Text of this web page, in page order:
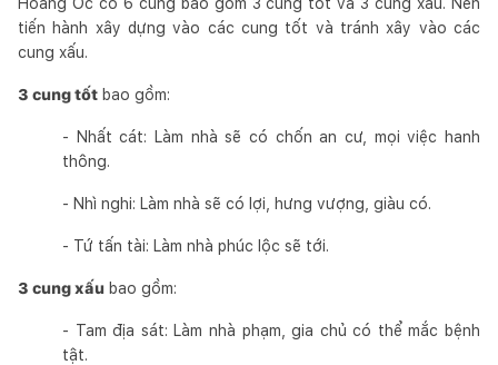
tiến hành xây dựng vào các cung tốt và tránh xây vào các
cung xấu.
3 cung tốt bao gồm:
- Nhất cát: Làm nhà sẽ có chốn an cư, mọi việc hanh
thông.
- Nhì nghi: Làm nhà sẽ có lợi, hưng vượng, giàu có.
- Tứ tấn tài: Làm nhà phúc lộc sẽ tới.
3 cung xấu bao gồm:
- Tam địa sát: Làm nhà phạm, gia chủ có thể mắc bệnh
tật.